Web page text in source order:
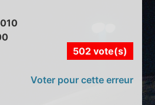
502 vote(s)
Voter pour cette erreur